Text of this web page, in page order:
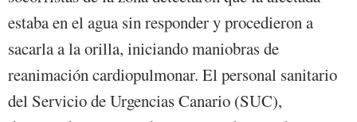
estaba en el agua sin responder y procedieron a
sacarla a la orilla, iniciando maniobras de
reanimación cardiopulmonar. El personal sanitario
del Servicio de Urgencias Canario (SUC),